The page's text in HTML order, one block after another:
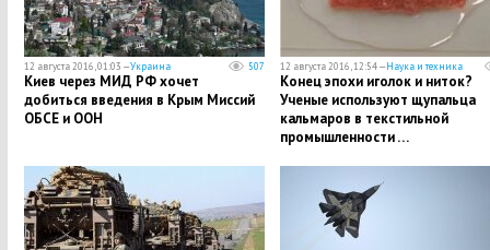
12 августа 2016, 01:03 —Украина 507
Киев через МИД РФ хочет
добиться введения в Крым Миссий
ОБСЕ и ООН
12 августа 2016, 12:54 —Наука и техника
Конец эпохи иголок и ниток?
Ученые используют щупальца
кальмаров в текстильной
промышленности …